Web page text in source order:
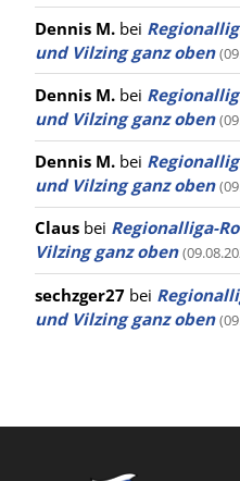
Dennis M. bei
und Vilzing ganz oben
Dennis M. bei
und Vilzing ganz oben
Dennis M. bei
und Vilzing ganz oben
Claus bei Regionalliga-
Vilzing ganz oben
sechzger27 bei
und Vilzing ganz oben